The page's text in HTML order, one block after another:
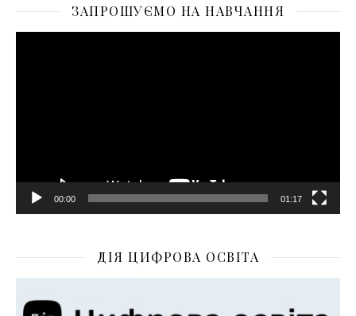
ЗАПРОШУЄМО НА НАВЧАННЯ
Відеопрогравач
00:00 01:17
ДІЯ ЦИФРОВА ОСВІТА